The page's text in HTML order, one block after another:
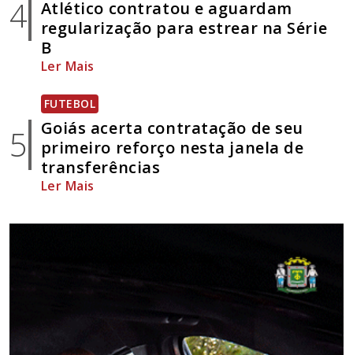
4
Atlético contratou e aguardam
regularização para estrear na Série
B
Ler Mais
5
FUTEBOL
Goiás acerta contratação de seu
primeiro reforço nesta janela de
transferências
Ler Mais